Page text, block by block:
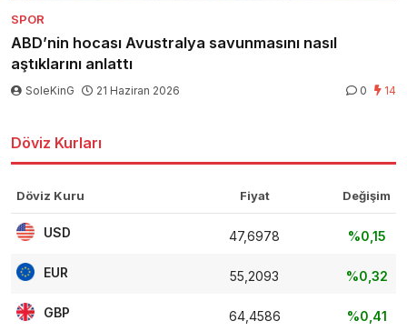
SPOR
ABD’nin hocası Avustralya savunmasını nasıl
aştıklarını anlattı
SoleKinG 21 Haziran 2026 0 14
Döviz Kurları
Döviz Kuru Fiyat Değişim
USD 47,6978 %0,15
EUR 55,2093 %0,32
GBP 64,4586 %0,41